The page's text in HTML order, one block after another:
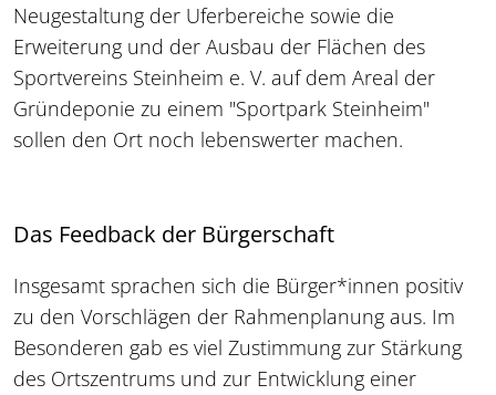
Neugestaltung der Uferbereiche sowie die
Erweiterung und der Ausbau der Flächen des
Sportvereins Steinheim e. V. auf dem Areal der
Gründeponie zu einem "Sportpark Steinheim"
sollen den Ort noch lebenswerter machen.
Das Feedback der Bürgerschaft
Insgesamt sprachen sich die Bürger*innen positiv
zu den Vorschlägen der Rahmenplanung aus. Im
Besonderen gab es viel Zustimmung zur Stärkung
des Ortszentrums und zur Entwicklung einer